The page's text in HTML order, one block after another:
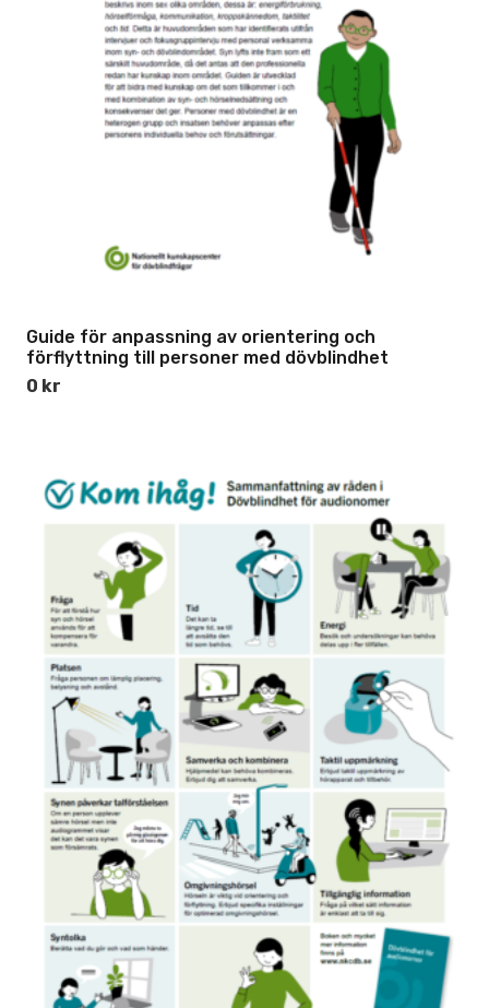
Guide för anpassning av orientering och
förflyttning till personer med dövblindhet
0 kr